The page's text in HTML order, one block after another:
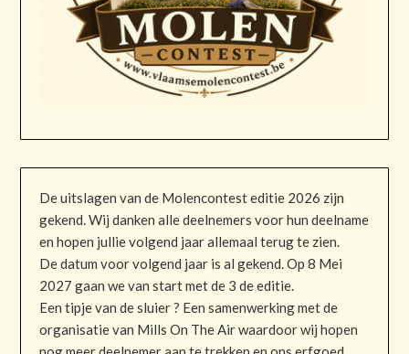
De uitslagen van de Molencontest editie 2026 zijn
gekend. Wij danken alle deelnemers voor hun deelname
en hopen jullie volgend jaar allemaal terug te zien.
De datum voor volgend jaar is al gekend. Op 8 Mei
2027 gaan we van start met de 3 de editie.
Een tipje van de sluier ? Een samenwerking met de
organisatie van Mills On The Air waardoor wij hopen